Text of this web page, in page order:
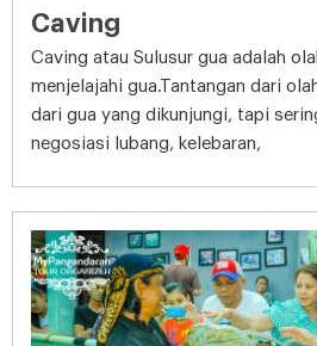
Caving
Caving atau Sulusur gua adalah
menjelajahi gua.Tantangan dari
dari gua yang dikunjungi, tapi
negosiasi lubang, kelebaran,